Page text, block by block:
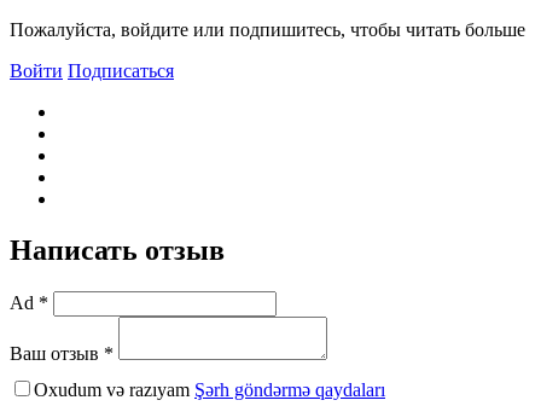
Пожалуйста, войдите или подпишитесь, чтобы читать больше
Войти Подписаться
Написать отзыв
Ad *
Ваш отзыв *
Oxudum və razıyam Şərh göndərmə qaydaları